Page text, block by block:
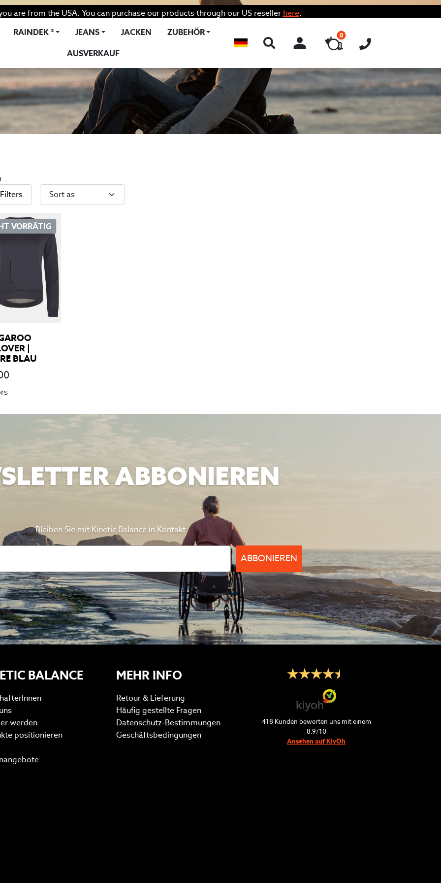
are from the USA. You can purchase our products through our US reseller here.
RAINDEK ®
JEANS JACKEN ZUBEHÖR
AUSVERKAUF ACCOUNT
0
Filters
|
BLAU
VORRÄTIG
ABBONIEREN
Bleiben Sie mit Kinetic Balance in Kontakt
ABBONIEREN
BALANCE
werden
positionieren
MEHR INFO
Retour & Lieferung
Häufig gestellte Fragen
Datenschutz-Bestimmungen
Geschäftsbedingungen
418 Kunden bewerten uns mit einem
8.9/10
Ansehen auf KiyOh